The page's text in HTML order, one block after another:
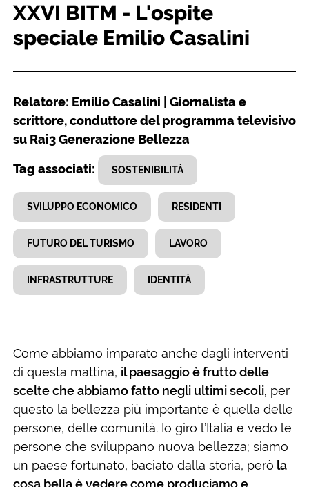
XXVI BITM - L'ospite
speciale Emilio Casalini
Relatore: Emilio Casalini | Giornalista e
scrittore, conduttore del programma televisivo
su Rai3 Generazione Bellezza
Tag associati: SOSTENIBILITÀ
SVILUPPO ECONOMICO RESIDENTI
FUTURO DEL TURISMO LAVORO
INFRASTRUTTURE IDENTITÀ
Come abbiamo imparato anche dagli interventi
di questa mattina, il paesaggio è frutto delle
scelte che abbiamo fatto negli ultimi secoli, per
questo la bellezza più importante è quella delle
persone, delle comunità. Io giro l’Italia e vedo le
persone che sviluppano nuova bellezza; siamo
un paese fortunato, baciato dalla storia, però la
cosa bella è vedere come produciamo e